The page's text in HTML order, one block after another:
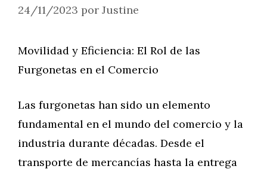
24/11/2023 por Justine
Movilidad y Eficiencia: El Rol de las
Furgonetas en el Comercio
Las furgonetas han sido un elemento
fundamental en el mundo del comercio y la
industria durante décadas. Desde el
transporte de mercancías hasta la entrega